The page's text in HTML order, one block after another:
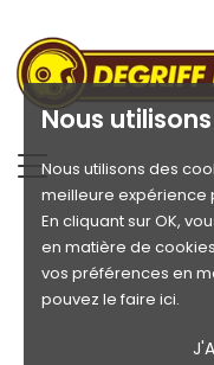
Nous
Nous utilisons des
meilleure expérience
En cliquant sur OK,
en matière de
vos préférences en
pouvez le faire ici.